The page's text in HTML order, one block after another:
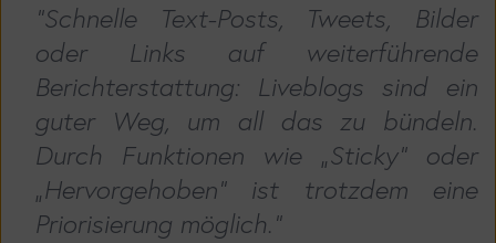
"Schnelle Text-Posts, Tweets, Bilder
oder Links auf weiterführende
Berichterstattung: Liveblogs sind ein
guter Weg, um all das zu bündeln.
Durch Funktionen wie „Sticky“ oder
„Hervorgehoben“ ist trotzdem eine
Priorisierung möglich."